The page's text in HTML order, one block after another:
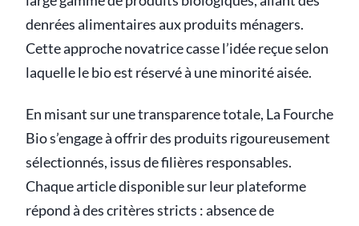
denrées alimentaires aux produits ménagers.
Cette approche novatrice casse l’idée reçue selon
laquelle le bio est réservé à une minorité aisée.
En misant sur une transparence totale, La Fourche
Bio s’engage à offrir des produits rigoureusement
sélectionnés, issus de filières responsables.
Chaque article disponible sur leur plateforme
répond à des critères stricts : absence de